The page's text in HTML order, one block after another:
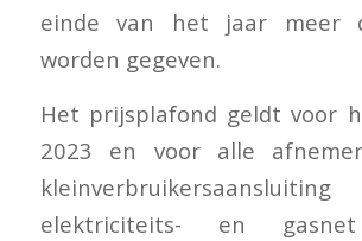
einde van het jaar meer
worden gegeven.
Het prijsplafond geldt voor
2023 en voor alle
elektriciteits- en